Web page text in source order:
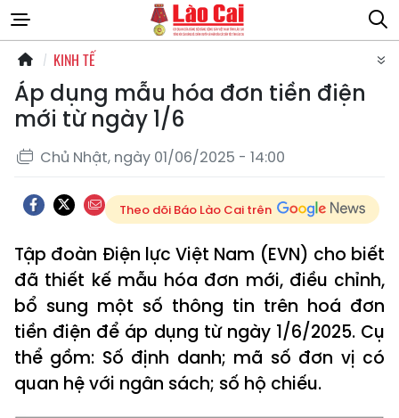
KINH TẾ
Áp dụng mẫu hóa đơn tiền điện
mới từ ngày 1/6
Chủ Nhật, ngày 01/06/2025 - 14:00
Theo dõi Báo Lào Cai trên
Tập đoàn Điện lực Việt Nam (EVN) cho biết
đã thiết kế mẫu hóa đơn mới, điều chỉnh,
bổ sung một số thông tin trên hoá đơn
tiền điện để áp dụng từ ngày 1/6/2025. Cụ
thể gồm: Số định danh; mã số đơn vị có
quan hệ với ngân sách; số hộ chiếu.